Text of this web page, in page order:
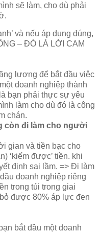
sẽ làm, cho dù phải
và nếu áp dụng đúng,
– ĐÓ LÀ LỜI CAM
lượng để bắt đầu việc
doanh nghiệp thành
bạn phải thực sự yêu
làm cho dù đó là công
chán.
còn đi làm cho người
gian và tiền bạc cho
‘kiếm được’ tiền. khi
định sai lầm. => Đi làm
doanh nghiệp riêng
trong túi trong giai
được 80% áp lực đen
bắt đầu một doanh